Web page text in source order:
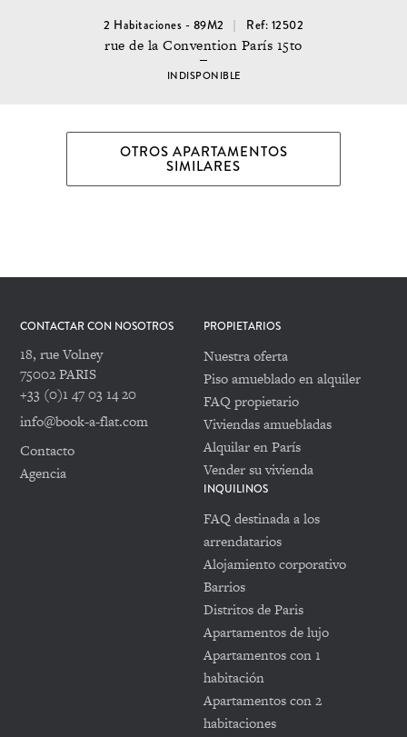
2 Habitaciones - 89M2 Ref: 12502
rue de la Convention París 15to
INDISPONIBLE
OTROS APARTAMENTOS
SIMILARES
CONTACTAR CON NOSOTROS
18, rue Volney
75002 PARIS
+33 (0)1 47 03 14 20
info@book-a-flat.com
Contacto
Agencia
PROPIETARIOS
Nuestra oferta
Piso amueblado en alquiler
FAQ propietario
Viviendas amuebladas
Alquilar en París
Vender su vivienda
INQUILINOS
FAQ destinada a los
arrendatarios
Alojamiento corporativo
Barrios
Distritos de Paris
Apartamentos de lujo
Apartamentos con 1
habitación
Apartamentos con 2
habitaciones